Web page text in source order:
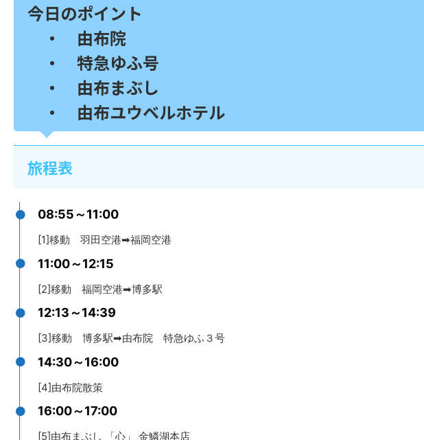
今日のポイント
・ 由布院
・ 特急ゆふ号
・ 由布まぶし
・ 由布ユウベルホテル
旅程表
08:55～11:00
[1]移動 羽田空港➡福岡空港
11:00～12:15
[2]移動 福岡空港➡博多駅
12:13～14:39
[3]移動 博多駅➡由布院 特急ゆふ３号
14:30～16:00
[4]由布院散策
16:00～17:00
[5]由布まぶし 「心」 金鱗湖本店